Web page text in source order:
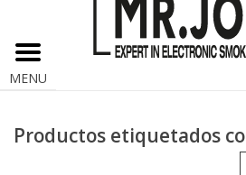
MENU
Productos etiquetados